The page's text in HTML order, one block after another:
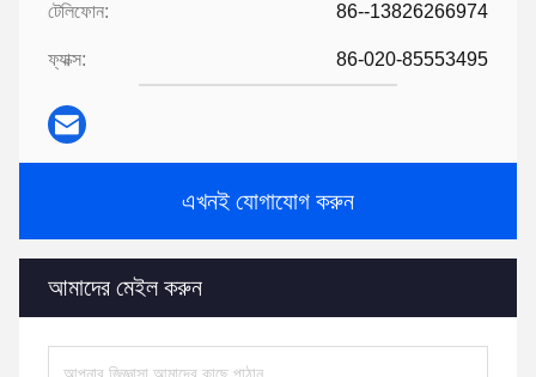
টেলিফোন: 86--13826266974
ফ্যাক্স: 86-020-85553495
এখনই যোগাযোগ করুন
আমাদের মেইল করুন